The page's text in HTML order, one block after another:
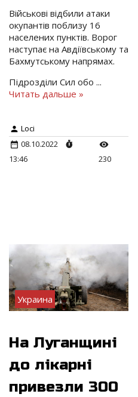
Військові відбили атаки
окупантів поблизу 16
населених пунктів. Ворог
наступає на Авдіївському та
Бахмутському напрямах.
Підрозділи Сил обо ...
Читать дальше »
Loci
08.10.2022
13:46
230
Украина
На Луганщині
до лікарні
привезли 300